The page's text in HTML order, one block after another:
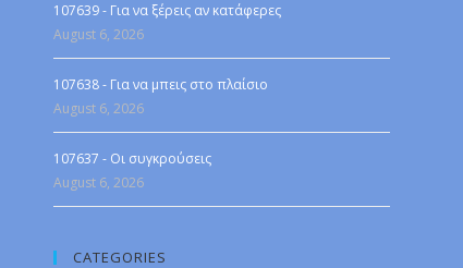
107639 - Για να ξέρεις αν κατάφερες
August 6, 2026
107638 - Για να μπεις στο πλαίσιο
August 6, 2026
107637 - Οι συγκρούσεις
August 6, 2026
CATEGORIES